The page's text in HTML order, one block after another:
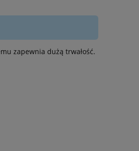
zapewnia dużą trwałość.